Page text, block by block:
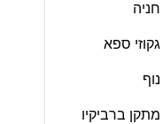
חניה
גקוזי ספא
נוף
מתקן ברביקיו